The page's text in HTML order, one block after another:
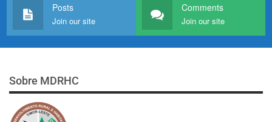
Posts
Join our site
Comments
Join our site
Sobre MDRHC